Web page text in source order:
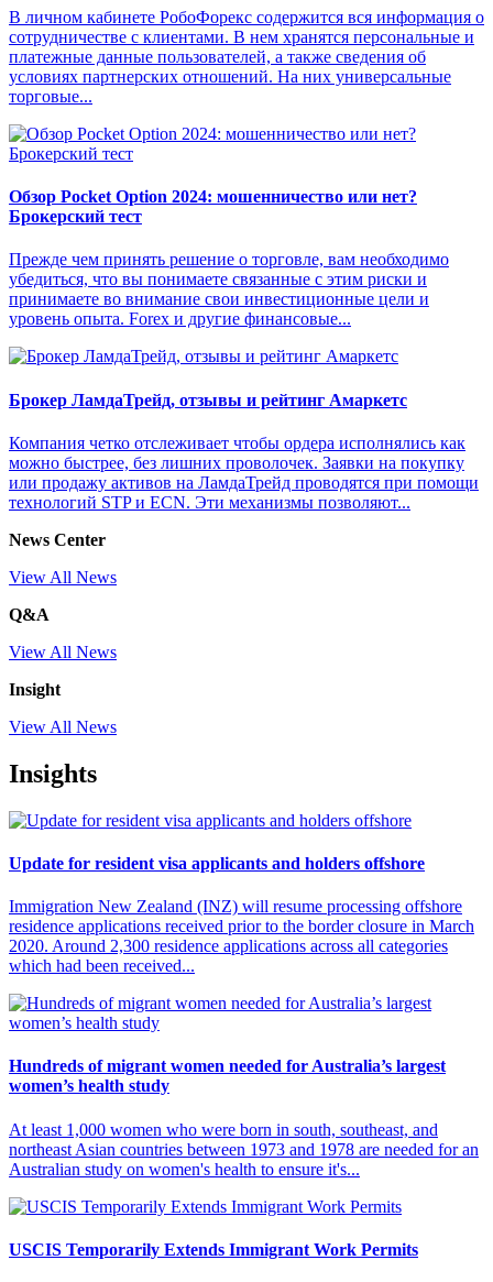
В личном кабинете РобоФорекс содержится вся информация о
сотрудничестве с клиентами. В нем хранятся персональные и
платежные данные пользователей, а также сведения об
условиях партнерских отношений. На них универсальные
торговые...
Обзор Pocket Option 2024: мошенничество или нет?
Брокерский тест
Прежде чем принять решение о торговле, вам необходимо
убедиться, что вы понимаете связанные с этим риски и
принимаете во внимание свои инвестиционные цели и
уровень опыта. Forex и другие финансовые...
Брокер ЛамдаТрейд, отзывы и рейтинг Амаркетс
Компания четко отслеживает чтобы ордера исполнялись как
можно быстрее, без лишних проволочек. Заявки на покупку
или продажу активов на ЛамдаТрейд проводятся при помощи
технологий STP и ECN. Эти механизмы позволяют...
News Center
View All News
Q&A
View All News
Insight
View All News
Insights
Update for resident visa applicants and holders offshore
Immigration New Zealand (INZ) will resume processing offshore
residence applications received prior to the border closure in March
2020. Around 2,300 residence applications across all categories
which had been received...
Hundreds of migrant women needed for Australia’s largest
women’s health study
At least 1,000 women who were born in south, southeast, and
northeast Asian countries between 1973 and 1978 are needed for an
Australian study on women's health to ensure it's...
USCIS Temporarily Extends Immigrant Work Permits